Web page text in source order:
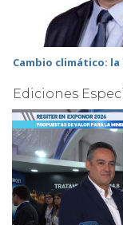
Cambio climático:
Ediciones